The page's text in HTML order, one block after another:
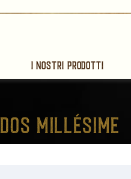
I nostri prodotti